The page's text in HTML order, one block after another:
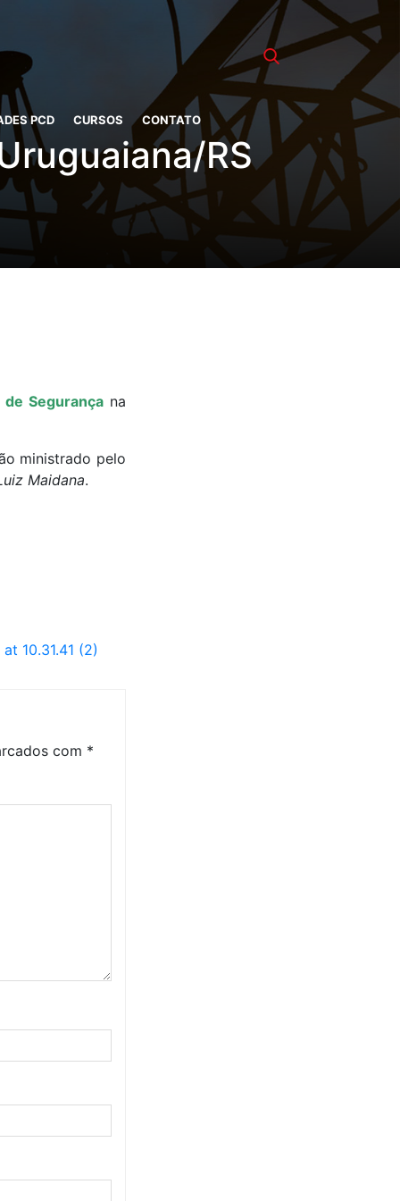
PCD CURSOS CONTATO
RS
Segurançana
ministrado pelo
Maidana.
10.31.41 (2)
com *